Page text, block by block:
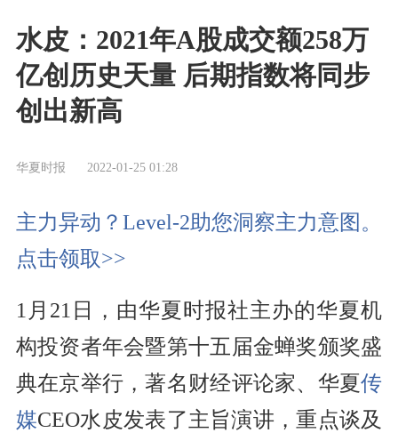
水皮：2021年A股成交额258万
亿创历史天量 后期指数将同步
创出新高
华夏时报 2022-01-25 01:28
主力异动？Level-2助您洞察主力意图。
点击领取>>
1月21日，由华夏时报社主办的华夏机
构投资者年会暨第十五届金蝉奖颁奖盛
典在京举行，著名财经评论家、华夏传
媒CEO水皮发表了主旨演讲，重点谈及